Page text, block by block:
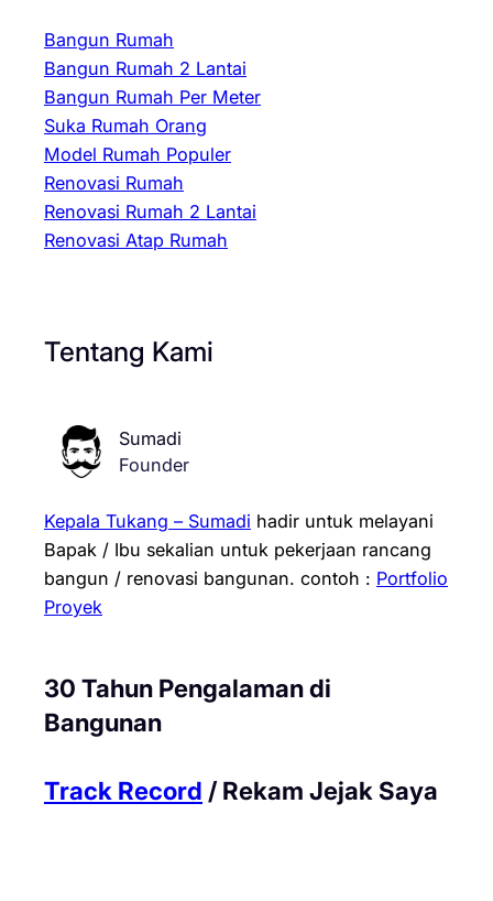
Bangun Rumah
Bangun Rumah 2 Lantai
Bangun Rumah Per Meter
Suka Rumah Orang
Model Rumah Populer
Renovasi Rumah
Renovasi Rumah 2 Lantai
Renovasi Atap Rumah
Tentang Kami
Sumadi
Founder
Kepala Tukang – Sumadi hadir untuk melayani
Bapak / Ibu sekalian untuk pekerjaan rancang
bangun / renovasi bangunan. contoh : Portfolio
Proyek
30 Tahun Pengalaman di
Bangunan
Track Record / Rekam Jejak Saya